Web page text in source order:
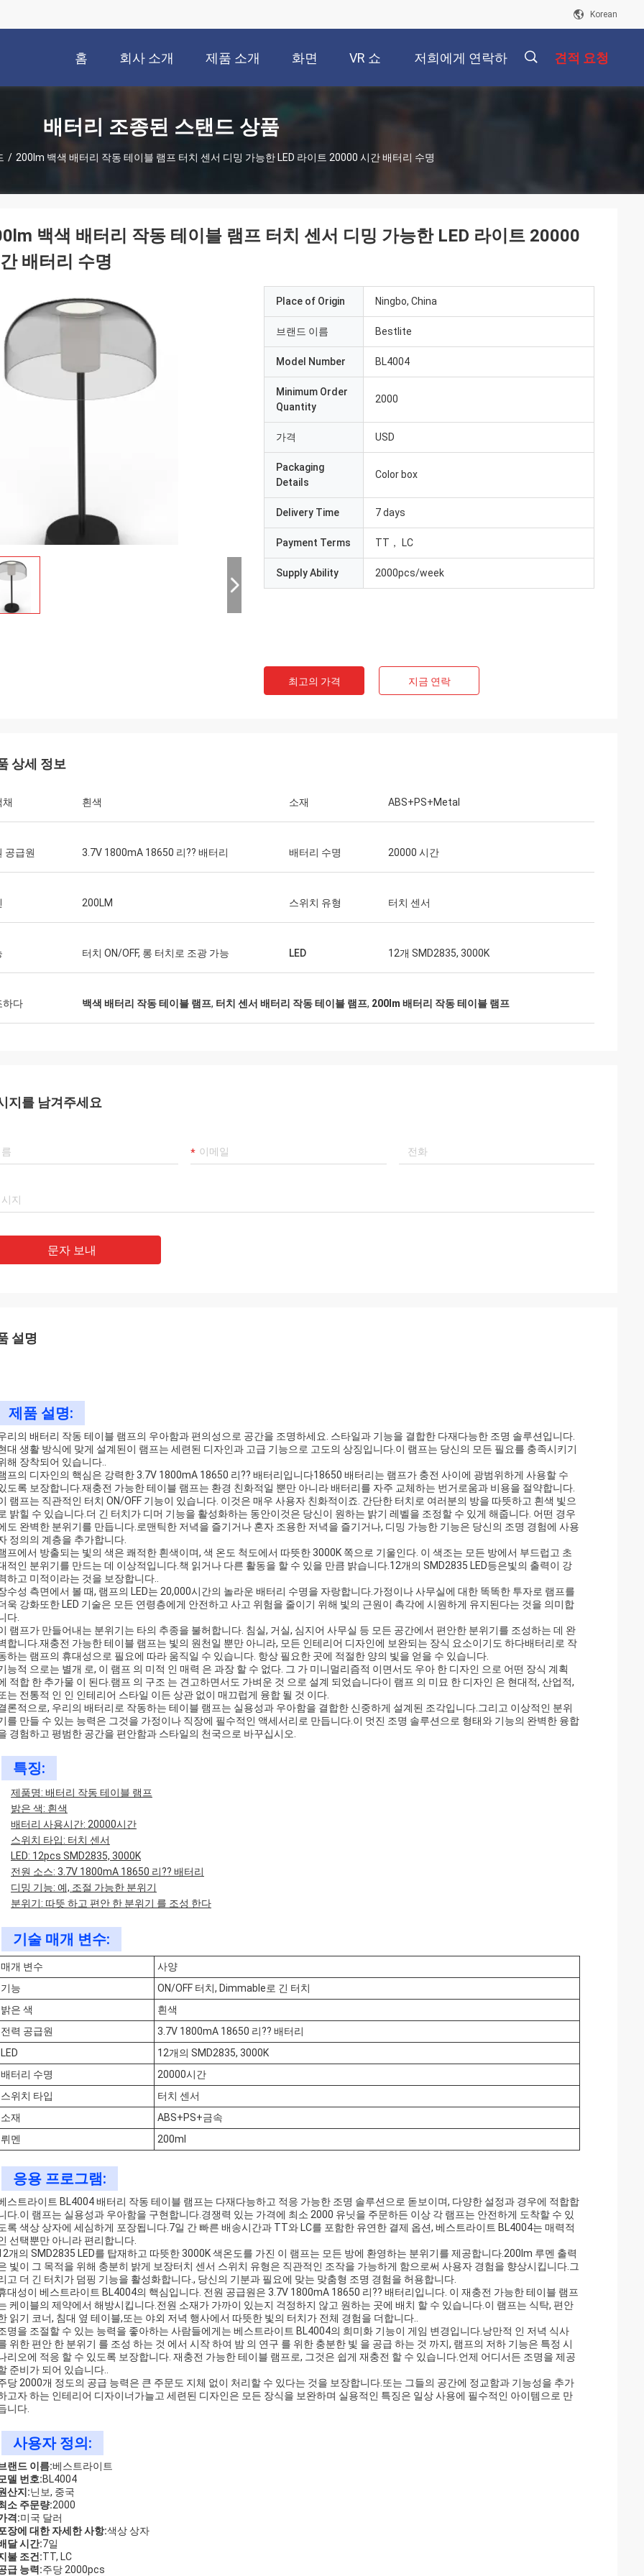
Korean
홈 회사 소개 제품 소개 화면 VR 쇼 저희에게 연락하 견적 요청
배터리 조종된 스탠드 상품
/ 200lm 백색 배터리 작동 테이블 램프 터치 센서 디밍 가능한 LED 라이트 20000 시간 배터리 수명
중 모두가 매우 매우 감사히 여기
당신은 직업정신과 지식과 그러한 폭
게 많이 더 쉽게 내 일자리를 만들
. 나는 당신의 우정과 우리가 함께
백색 배터리 작동 테이블 램프 터치 센서 디밍 가능한 LED 라이트 20000
배터리 수명
Place of Origin Ningbo, China
브랜드 이름 Bestlite
Model Number BL4004
Minimum Order
Quantity
2000
가격 USD
Packaging
Details
Color box
Delivery Time 7 days
Payment Terms TT， LC
Supply Ability 2000pcs/week
최고의 가격 지금 연락
상세 정보
채 흰색 소재 ABS+PS+Metal
공급원 3.7V 1800mA 18650 리?? 배터리 배터리 수명 20000 시간
200LM 스위치 유형 터치 센서
터치 ON/OFF, 롱 터치로 조광 가능 LED 12개 SMD2835, 3000K
하다 백색 배터리 작동 테이블 램프, 터치 센서 배터리 작동 테이블 램프, 200lm 배터리 작동 테이블 램프
지를 남겨주세요
문자 보내
설명
제품 설명:
리의 배터리 작동 테이블 램프의 우아함과 편의성으로 공간을 조명하세요. 스타일과 기능을 결합한 다재다능한 조명 솔루션입니다.
대 생활 방식에 맞게 설계된이 램프는 세련된 디자인과 고급 기능으로 고도의 상징입니다.이 램프는 당신의 모든 필요를 충족시키기
해 장착되어 있습니다..
프의 디자인의 핵심은 강력한 3.7V 1800mA 18650 리?? 배터리입니다18650 배터리는 램프가 충전 사이에 광범위하게 사용할 수
도록 보장합니다.재충전 가능한 테이블 램프는 환경 친화적일 뿐만 아니라 배터리를 자주 교체하는 번거로움과 비용을 절약합니다.
램프는 직관적인 터치 ON/OFF 기능이 있습니다. 이것은 매우 사용자 친화적이죠. 간단한 터치로 여러분의 방을 따뜻하고 흰색 빛으
밝힐 수 있습니다.더 긴 터치가 디머 기능을 활성화하는 동안이것은 당신이 원하는 밝기 레벨을 조정할 수 있게 해줍니다. 어떤 경우
도 완벽한 분위기를 만듭니다.로맨틱한 저녁을 즐기거나 혼자 조용한 저녁을 즐기거나, 디밍 가능한 기능은 당신의 조명 경험에 사용
정의의 계층을 추가합니다.
프에서 방출되는 빛의 색은 쾌적한 흰색이며, 색 온도 척도에서 따뜻한 3000K 쪽으로 기울인다. 이 색조는 모든 방에서 부드럽고 초
적인 분위기를 만드는 데 이상적입니다.책 읽거나 다른 활동을 할 수 있을 만큼 밝습니다.12개의 SMD2835 LED등은빛의 출력이 강
하고 미적이라는 것을 보장합니다..
수성 측면에서 볼 때, 램프의 LED는 20,000시간의 놀라운 배터리 수명을 자랑합니다.가정이나 사무실에 대한 똑똑한 투자로 램프를
욱 강화또한 LED 기술은 모든 연령층에게 안전하고 사고 위험을 줄이기 위해 빛의 근원이 촉각에 시원하게 유지된다는 것을 의미합
다.
램프가 만들어내는 분위기는 타의 추종을 불허합니다. 침실, 거실, 심지어 사무실 등 모든 공간에서 편안한 분위기를 조성하는 데 완
합니다.재충전 가능한 테이블 램프는 빛의 원천일 뿐만 아니라, 모든 인테리어 디자인에 보완되는 장식 요소이기도 하다배터리로 작
하는 램프의 휴대성으로 필요에 따라 움직일 수 있습니다. 항상 필요한 곳에 적절한 양의 빛을 얻을 수 있습니다.
능적 으로는 별개 로, 이 램프 의 미적 인 매력 은 과장 할 수 없다. 그 가 미니멀리즘적 이면서도 우아 한 디자인 으로 어떤 장식 계획
적합 한 추가물 이 된다.램프 의 구조 는 견고하면서도 가벼운 것 으로 설계 되었습니다이 램프 의 미묘 한 디자인 은 현대적, 산업적,
는 전통적 인 인 인테리어 스타일 이든 상관 없이 매끄럽게 융합 될 것 이다.
론적으로, 우리의 배터리로 작동하는 테이블 램프는 실용성과 우아함을 결합한 신중하게 설계된 조각입니다.그리고 이상적인 분위
를 만들 수 있는 능력은 그것을 가정이나 직장에 필수적인 액세서리로 만듭니다.이 멋진 조명 솔루션으로 형태와 기능의 완벽한 융합
경험하고 평범한 공간을 편안함과 스타일의 천국으로 바꾸십시오.
특징:
제품명: 배터리 작동 테이블 램프
밝은 색: 흰색
배터리 사용시간: 20000시간
스위치 타입: 터치 센서
LED: 12pcs SMD2835, 3000K
전원 소스: 3.7V 1800mA 18650 리?? 배터리
디밍 기능: 예, 조절 가능한 분위기
분위기: 따뜻 하고 편안 한 분위기 를 조성 한다
기술 매개 변수:
매개 변수
사양
기능
ON/OFF 터치, Dimmable로 긴 터치
밝은 색
흰색
전력 공급원
3.7V 1800mA 18650 리?? 배터리
LED
12개의 SMD2835, 3000K
배터리 수명
20000시간
스위치 타입
터치 센서
소재
ABS+PS+금속
뤼멘
200ml
응용 프로그램:
스트라이트 BL4004 배터리 작동 테이블 램프는 다재다능하고 적응 가능한 조명 솔루션으로 돋보이며, 다양한 설정과 경우에 적합합
다.이 램프는 실용성과 우아함을 구현합니다.경쟁력 있는 가격에 최소 2000 유닛을 주문하든 이상 각 램프는 안전하게 도착할 수 있
록 색상 상자에 세심하게 포장됩니다.7일 간 빠른 배송시간과 TT와 LC를 포함한 유연한 결제 옵션, 베스트라이트 BL4004는 매력적
선택뿐만 아니라 편리합니다.
개의 SMD2835 LED를 탑재하고 따뜻한 3000K 색온도를 가진 이 램프는 모든 방에 환영하는 분위기를 제공합니다.200lm 루멘 출력
빛이 그 목적을 위해 충분히 밝게 보장터치 센서 스위치 유형은 직관적인 조작을 가능하게 함으로써 사용자 경험을 향상시킵니다.그
고 더 긴 터치가 덤핑 기능을 활성화합니다., 당신의 기분과 필요에 맞는 맞춤형 조명 경험을 허용합니다.
대성이 베스트라이트 BL4004의 핵심입니다. 전원 공급원은 3.7V 1800mA 18650 리?? 배터리입니다. 이 재충전 가능한 테이블 램프
케이블의 제약에서 해방시킵니다.전원 소재가 가까이 있는지 걱정하지 않고 원하는 곳에 배치 할 수 있습니다.이 램프는 식탁, 편안
읽기 코너, 침대 옆 테이블,또는 야외 저녁 행사에서 따뜻한 빛의 터치가 전체 경험을 더합니다..
명을 조절할 수 있는 능력을 좋아하는 사람들에게는 베스트라이트 BL4004의 희미화 기능이 게임 변경입니다.낭만적 인 저녁 식사
위한 편안 한 분위기 를 조성 하는 것 에서 시작 하여 밤 의 연구 를 위한 충분한 빛 을 공급 하는 것 까지, 램프의 저하 기능은 특정 시
리오에 적응 할 수 있도록 보장합니다. 재충전 가능한 테이블 램프로, 그것은 쉽게 재충전 할 수 있습니다.언제 어디서든 조명을 제공
준비가 되어 있습니다..
당 2000개 정도의 공급 능력은 큰 주문도 지체 없이 처리할 수 있다는 것을 보장합니다.또는 그들의 공간에 정교함과 기능성을 추가
고자 하는 인테리어 디자이너가늘고 세련된 디자인은 모든 장식을 보완하며 실용적인 특징은 일상 사용에 필수적인 아이템으로 만
니다.
사용자 정의:
랜드 이름:베스트라이트
델 번호:BL4004
산지:닌보, 중국
소 주문량:2000
격:미국 달러
장에 대한 자세한 사항:색상 상자
달 시간:7일
불 조건:TT, LC
급 능력:주당 2000pcs